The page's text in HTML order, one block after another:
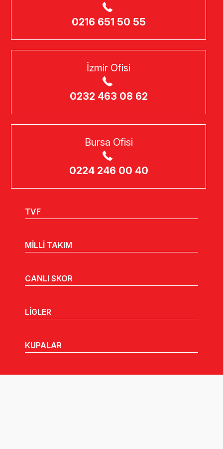
0216 651 50 55
İzmir Ofisi
0232 463 08 62
Bursa Ofisi
0224 246 00 40
TVF
MİLLİ TAKIM
CANLI SKOR
LİGLER
KUPALAR